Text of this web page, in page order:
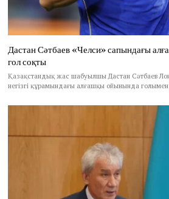
Дастан Сәтбаев «Челси» сапындағы
гол соқты
Қазақстандық жас шабуылшы Дастан Сәтбаев
негізгі құрамындағы алғашқы ойынында голымен